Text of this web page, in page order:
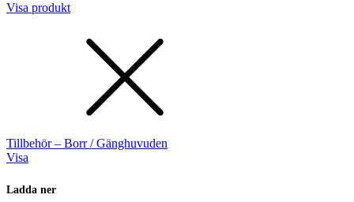
Visa produkt
Tillbehör – Borr / Gänghuvuden
Visa
Ladda ner